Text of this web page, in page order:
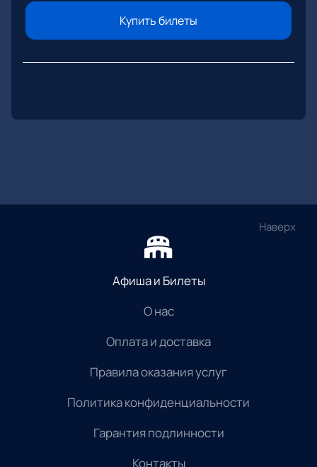
Купить билеты
Наверх
Афиша и Билеты
О нас
Оплата и доставка
Правила оказания услуг
Политика конфиденциальности
Гарантия подлинности
Контакты